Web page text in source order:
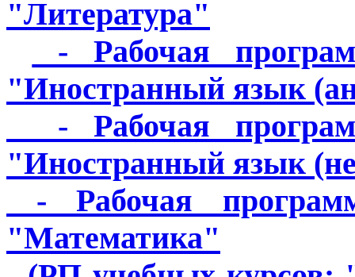
"Литература"
- Рабочая
"Иностранный язык
- Рабочая
"Иностранный язык
- Рабочая
"Математика"